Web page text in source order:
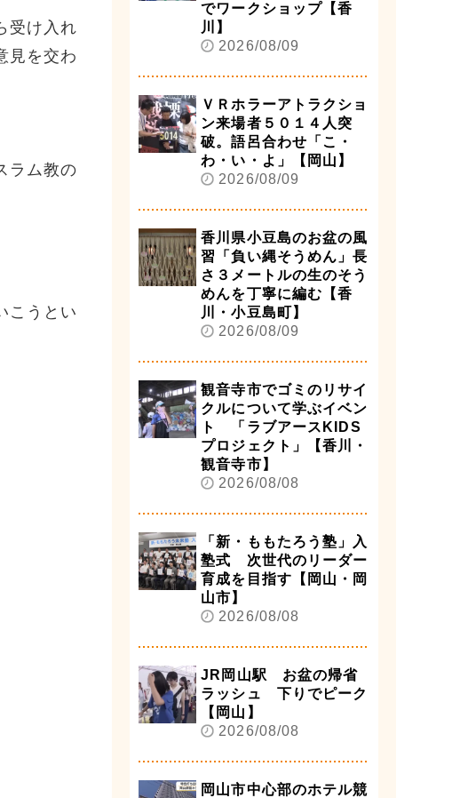
受け入れ
見を交わ
ラム教の
こうとい
でワークショップ【香
川】
2026/08/09
ＶＲホラーアトラクショ
ン来場者５０１４人突
破。語呂合わせ「こ・
わ・い・よ」【岡山】
2026/08/09
香川県小豆島のお盆の風
習「負い縄そうめん」長
さ３メートルの生のそう
めんを丁寧に編む【香
川・小豆島町】
2026/08/09
観音寺市でゴミのリサイ
クルについて学ぶイベン
ト 「ラブアースKIDS
プロジェクト」【香川・
観音寺市】
2026/08/08
「新・ももたろう塾」入
塾式 次世代のリーダー
育成を目指す【岡山・岡
山市】
2026/08/08
JR岡山駅 お盆の帰省
ラッシュ 下りでピーク
【岡山】
2026/08/08
岡山市中心部のホテル競